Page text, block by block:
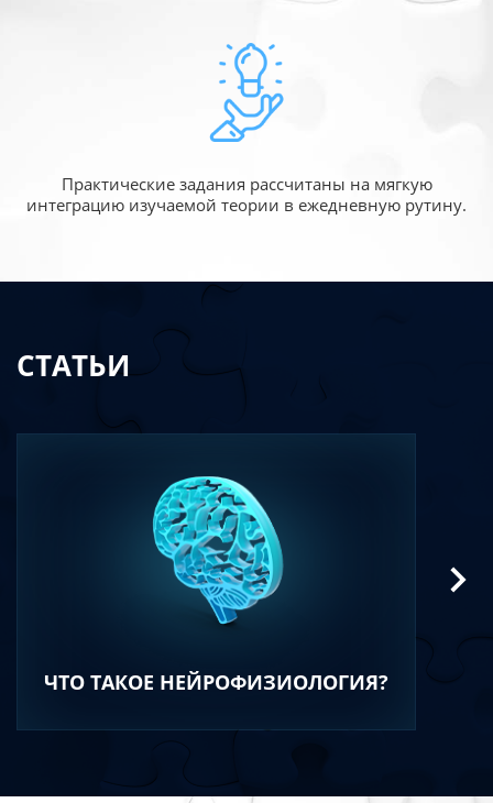
Практические задания рассчитаны на мягкую
интеграцию изучаемой теории в ежедневную рутину.
СТАТЬИ
ЧТО ТАКОЕ НЕЙРОФИЗИОЛОГИЯ?